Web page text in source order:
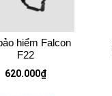
hiểm Falcon
F22
620.000₫